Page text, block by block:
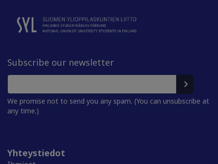
Subscribe our newsletter
We promise not to send you any spam. (You can unsubscribe at
any time.)
Yhteystiedot